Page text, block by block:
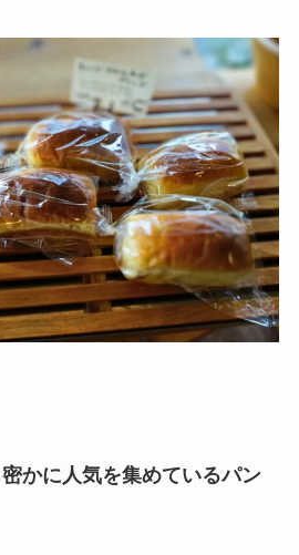
かに人気を集めているパン